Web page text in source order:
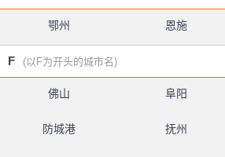
鄂州 恩施
F (以F为开头的城市名)
佛山 阜阳
防城港 抚州